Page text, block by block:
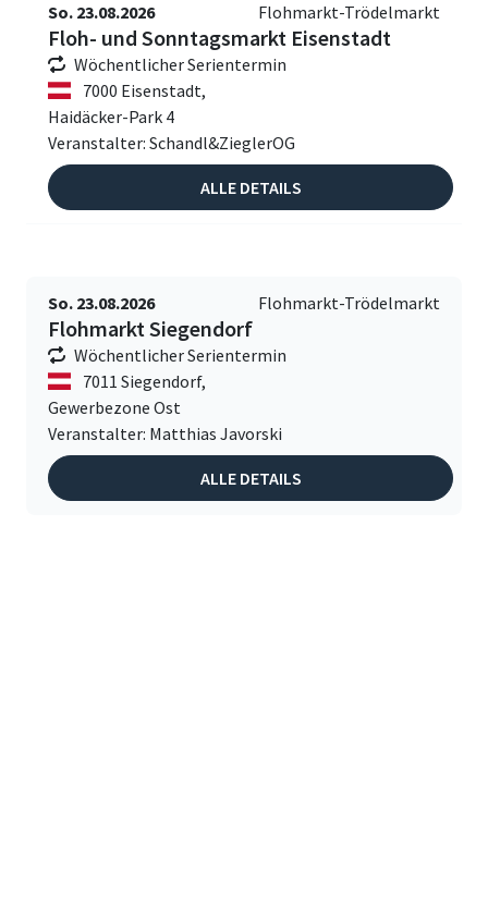
So. 23.08.2026 Flohmarkt-Trödelmarkt
Floh- und Sonntagsmarkt Eisenstadt
Wöchentlicher Serientermin
7000 Eisenstadt,
Haidäcker-Park 4
Veranstalter: Schandl&ZieglerOG
ALLE DETAILS
So. 23.08.2026 Flohmarkt-Trödelmarkt
Flohmarkt Siegendorf
Wöchentlicher Serientermin
7011 Siegendorf,
Gewerbezone Ost
Veranstalter: Matthias Javorski
ALLE DETAILS